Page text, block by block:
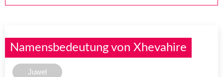
Namensbedeutung von Xhevahire
Juwel